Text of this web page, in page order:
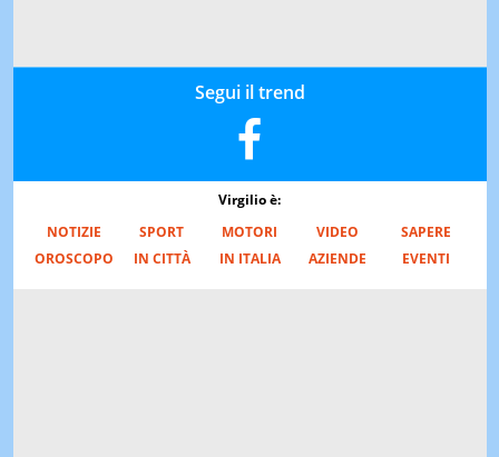
Segui il trend
Virgilio è:
NOTIZIE
SPORT MOTORI VIDEO
SAPERE
OROSCOPO
IN CITTÀ IN ITALIA AZIENDE EVENTI